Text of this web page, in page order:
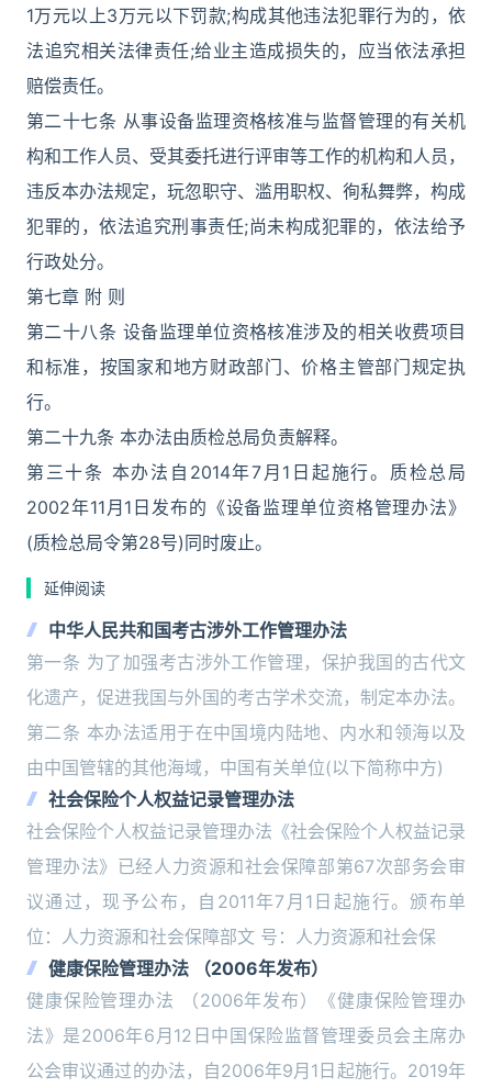
1万元以上3万元以下罚款;构成其他违法犯罪行为的，依
法追究相关法律责任;给业主造成损失的，应当依法承担
赔偿责任。
第二十七条 从事设备监理资格核准与监督管理的有关机
构和工作人员、受其委托进行评审等工作的机构和人员，
违反本办法规定，玩忽职守、滥用职权、徇私舞弊，构成
犯罪的，依法追究刑事责任;尚未构成犯罪的，依法给予
行政处分。
第七章 附 则
第二十八条 设备监理单位资格核准涉及的相关收费项目
和标准，按国家和地方财政部门、价格主管部门规定执
行。
第二十九条 本办法由质检总局负责解释。
第三十条 本办法自2014年7月1日起施行。质检总局
2002年11月1日发布的《设备监理单位资格管理办法》
(质检总局令第28号)同时废止。
延伸阅读
中华人民共和国考古涉外工作管理办法
第一条 为了加强考古涉外工作管理，保护我国的古代文
化遗产，促进我国与外国的考古学术交流，制定本办法。
第二条 本办法适用于在中国境内陆地、内水和领海以及
由中国管辖的其他海域，中国有关单位(以下简称中方)
社会保险个人权益记录管理办法
社会保险个人权益记录管理办法《社会保险个人权益记录
管理办法》已经人力资源和社会保障部第67次部务会审
议通过，现予公布，自2011年7月1日起施行。颁布单
位：人力资源和社会保障部文 号：人力资源和社会保
健康保险管理办法 （2006年发布）
健康保险管理办法 （2006年发布）《健康保险管理办
法》是2006年6月12日中国保险监督管理委员会主席办
公会审议通过的办法，自2006年9月1日起施行。2019年